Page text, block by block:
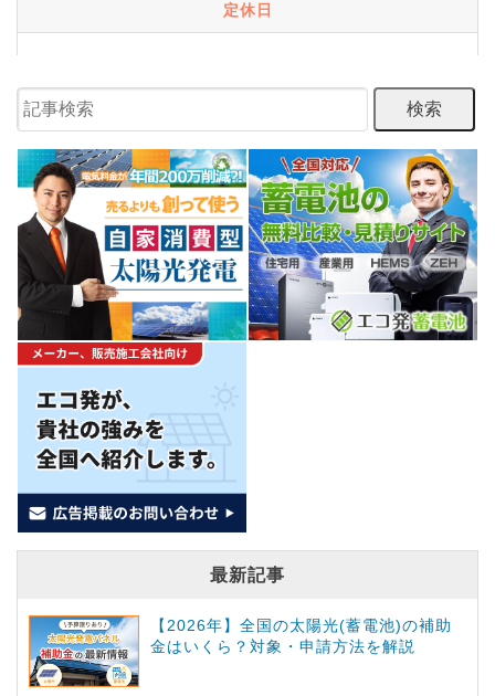
定休日
最新記事
【2026年】全国の太陽光(蓄電池)の補助
金はいくら？対象・申請方法を解説